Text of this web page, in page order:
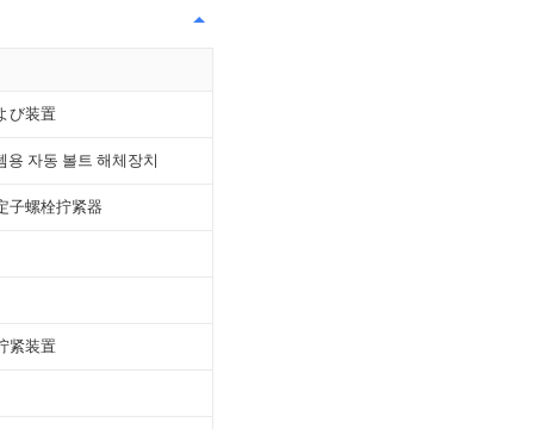
び装置
용 자동 볼트 해체장치
子螺栓拧紧器
紧装置